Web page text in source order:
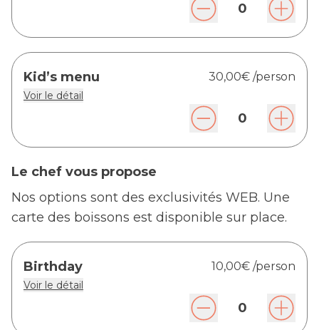
0
Kid’s menu 30,00€ /person
Voir le détail
0
Le chef vous propose
Nos options sont des exclusivités WEB. Une
carte des boissons est disponible sur place.
Birthday 10,00€ /person
Voir le détail
0